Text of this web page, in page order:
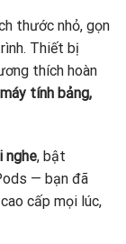
thước nhỏ, gọn
Thiết bị
thích hoàn
tính bảng,
nghe, bật
— bạn đã
cấp mọi lúc,